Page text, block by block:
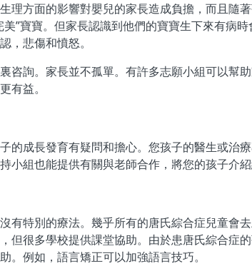
理方面的影響對嬰兒的家長造成負擔，而且隨
美”寶寶。但家長認識到他們的寶寶生下來有病
，悲傷和憤怒。
咨詢。家長並不孤單。有許多志願小組可以幫
有益。
的成長發育有疑問和擔心。您孩子的醫生或治
小組也能提供有關與老師合作，將您的孩子介
有特別的療法。幾乎所有的唐氏綜合症兒童會
但很多學校提供課堂協助。由於患唐氏綜合症
。例如，語言矯正可以加強語言技巧。